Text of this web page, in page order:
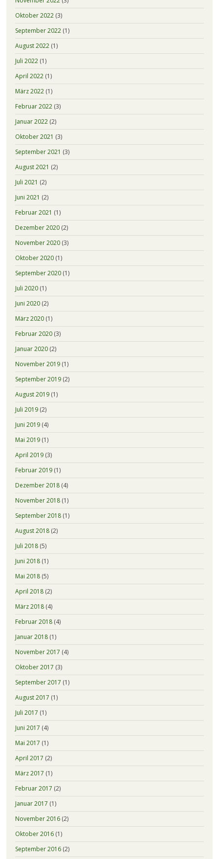
Oktober 2022(3)
September 2022(1)
August 2022(1)
Juli 2022(1)
April 2022(1)
März 2022(1)
Februar 2022(3)
Januar 2022(2)
Oktober 2021 (3)
September 2021 (3)
August 2021 (2)
Juli 2021 (2)
Juni 2021 (2)
Februar 2021 (1)
Dezember 2020(2)
November 2020(3)
Oktober 2020(1)
September 2020(1)
Juli 2020(1)
Juni 2020(2)
März 2020(1)
Februar 2020(3)
Januar 2020(2)
November 2019(1)
September 2019(2)
August 2019(1)
Juli 2019(2)
Juni 2019(4)
Mai 2019(1)
April 2019(3)
Februar 2019(1)
Dezember 2018(4)
November 2018(1)
September 2018(1)
August 2018(2)
Juli 2018(5)
Juni 2018(1)
Mai 2018(5)
April 2018(2)
März 2018(4)
Februar 2018(4)
Januar 2018(1)
November 2017 (4)
Oktober 2017 (3)
September 2017 (1)
August 2017 (1)
Juli 2017 (1)
Juni 2017 (4)
Mai 2017 (1)
April 2017 (2)
März 2017 (1)
Februar 2017 (2)
Januar 2017 (1)
November 2016(2)
Oktober 2016(1)
September 2016(2)